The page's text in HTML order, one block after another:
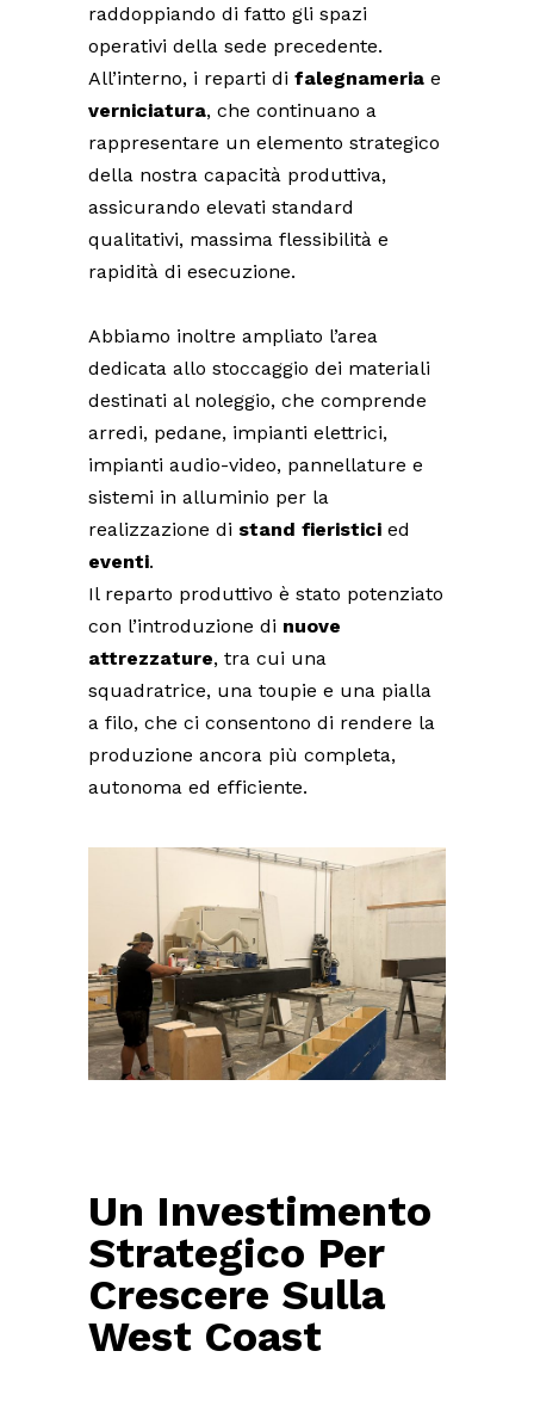
raddoppiando di fatto gli spazi
operativi della sede precedente.
All’interno, i reparti di falegnameria e
verniciatura, che continuano a
rappresentare un elemento strategico
della nostra capacità produttiva,
assicurando elevati standard
qualitativi, massima flessibilità e
rapidità di esecuzione.
Abbiamo inoltre ampliato l’area
dedicata allo stoccaggio dei materiali
destinati al noleggio, che comprende
arredi, pedane, impianti elettrici,
impianti audio-video, pannellature e
sistemi in alluminio per la
realizzazione di stand fieristici ed
eventi.
Il reparto produttivo è stato potenziato
con l’introduzione di nuove
attrezzature, tra cui una
squadratrice, una toupie e una pialla
a filo, che ci consentono di rendere la
produzione ancora più completa,
autonoma ed efficiente.
Un Investimento
Strategico Per
Crescere Sulla
West CoAst